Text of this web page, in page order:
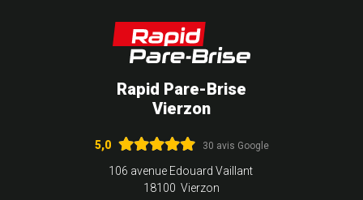
Rapid Pare-Brise
Vierzon
5,0 30 avis Google
106 avenue Edouard Vaillant
18100 Vierzon